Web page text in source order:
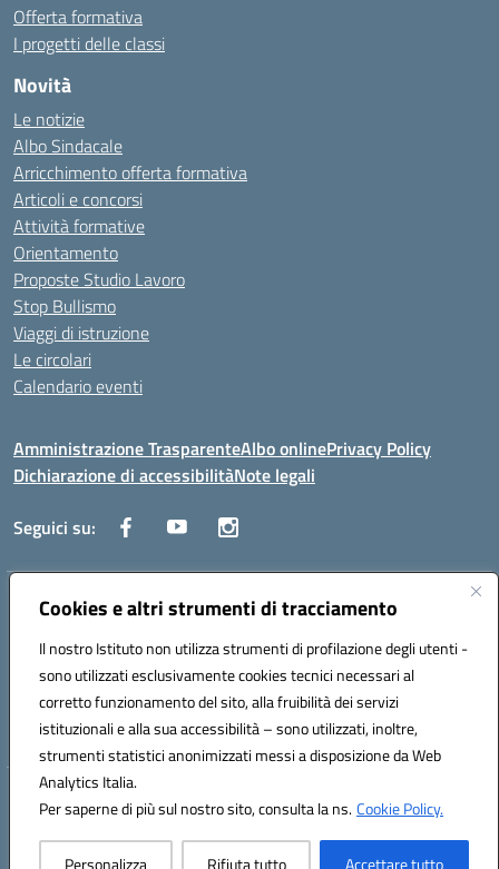
Cookies e altri strumenti di tracciamento
Il nostro Istituto non utilizza strumenti di profilazione degli utenti -
sono utilizzati esclusivamente cookies tecnici necessari al
corretto funzionamento del sito, alla fruibilità dei servizi
istituzionali e alla sua accessibilità – sono utilizzati, inoltre,
strumenti statistici anonimizzati messi a disposizione da Web
Analytics Italia.
Per saperne di più sul nostro sito, consulta la ns.Cookie Policy.
Personalizza Rifiuta tutto Accettare tutto
Offerta formativa
I progetti delle classi
Novità
Le notizie
Albo Sindacale
Arricchimento offerta formativa
Articoli e concorsi
Attività formative
Orientamento
Proposte Studio Lavoro
Stop Bullismo
Viaggi di istruzione
Le circolari
Calendario eventi
Amministrazione TrasparenteAlbo onlinePrivacy Policy
Dichiarazione di accessibilitàNote legali
Seguici su:
Indirizzo:Corso Fornari, 1 - 70056 Molfetta
Posta elettronica certificata (PEC):BARH04000D@pec.istruzione.it
Codice fiscale: 93249230728
Codice meccanografico: BARH04000D
Hosting & Powered by 3D Solution S.r.l.
Concept & Design by Designers Italia